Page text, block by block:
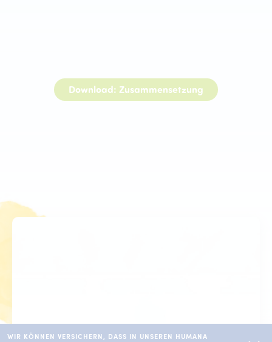
Download: Zusammensetzung
WIR KÖNNEN VERSICHERN, DASS IN UNSEREN HUMANA